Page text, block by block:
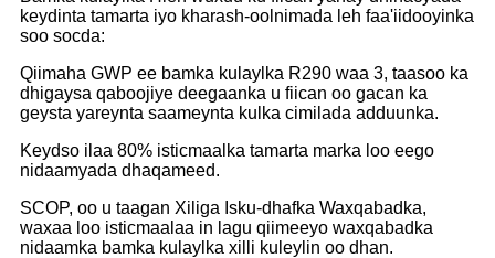
keydinta tamarta iyo kharash-oolnimada leh faa'iidooyinka
soo socda:
Qiimaha GWP ee bamka kulaylka R290 waa 3, taasoo ka
dhigaysa qaboojiye deegaanka u fiican oo gacan ka
geysta yareynta saameynta kulka cimilada adduunka.
Keydso ilaa 80% isticmaalka tamarta marka loo eego
nidaamyada dhaqameed.
SCOP, oo u taagan Xiliga Isku-dhafka Waxqabadka,
waxaa loo isticmaalaa in lagu qiimeeyo waxqabadka
nidaamka bamka kulaylka xilli kuleylin oo dhan.